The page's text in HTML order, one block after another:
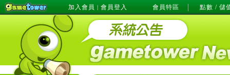
加入會員 | 會員登入 會員特區 點數 / 儲